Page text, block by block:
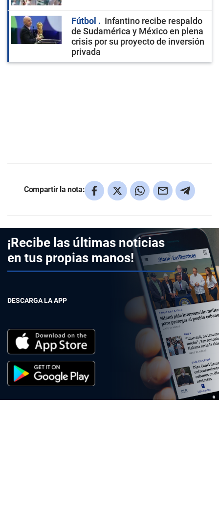
Fútbol
Infantino recibe respaldo
de Sudamérica y México en plena
crisis por su proyecto de inversión
privada
Compartir la nota:
¡Recibe las últimas noticias
en tus propias manos!
DESCARGA LA APP